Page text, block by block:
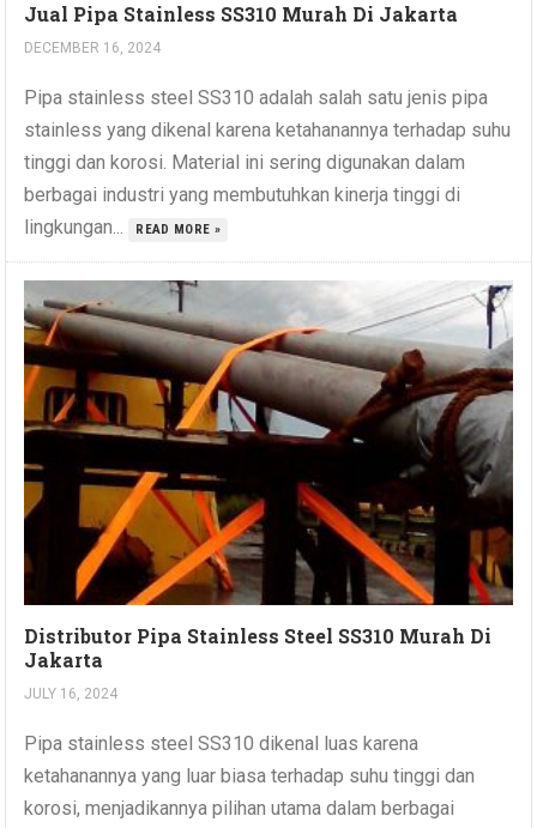
Jual Pipa Stainless SS310 Murah Di Jakarta
DECEMBER 16, 2024
Pipa stainless steel SS310 adalah salah satu jenis pipa
stainless yang dikenal karena ketahanannya terhadap suhu
tinggi dan korosi. Material ini sering digunakan dalam
berbagai industri yang membutuhkan kinerja tinggi di
lingkungan...
READ MORE »
Distributor Pipa Stainless Steel SS310 Murah Di
Jakarta
JULY 16, 2024
Pipa stainless steel SS310 dikenal luas karena
ketahanannya yang luar biasa terhadap suhu tinggi dan
korosi, menjadikannya pilihan utama dalam berbagai